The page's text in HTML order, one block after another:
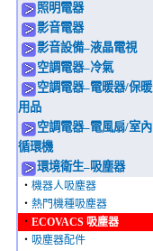
照明電器
影音電器
影音設備–液晶電視
空調電器–冷氣
空調電器–電暖器/保暖
用品
空調電器–電風扇/室內
循環機
環境衛生–吸塵器
‧ 機器人吸塵器
‧ 熱門機種吸塵器
‧ ECOVACS 吸塵器
‧ 吸塵器配件